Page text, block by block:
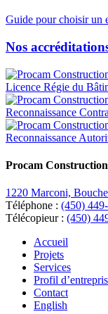
Guide pour choisir un
Nos
Licence Régie du
Reconnaissance
Reconnaissance
Procam
1220 Marconi,
Téléphone : (450)
Télécopieur : (450)
Accueil
Projets
Services
Profil
Contact
English